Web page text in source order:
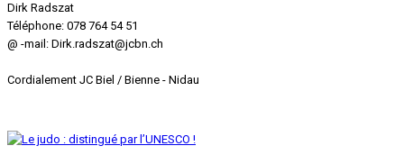
Dirk Radszat
Téléphone: 078 764 54 51
@ -mail : Dirk.radszat@jcbn.ch
Cordialement JC Biel / Bienne - Nidau